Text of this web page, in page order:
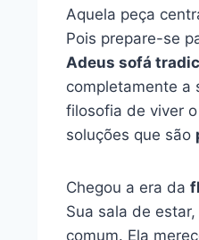
Aquela peça
Pois prepare-se
Adeus sofá
completamente a
filosofia de viver
soluções que são
Chegou a era da
Sua sala de
comum. Ela